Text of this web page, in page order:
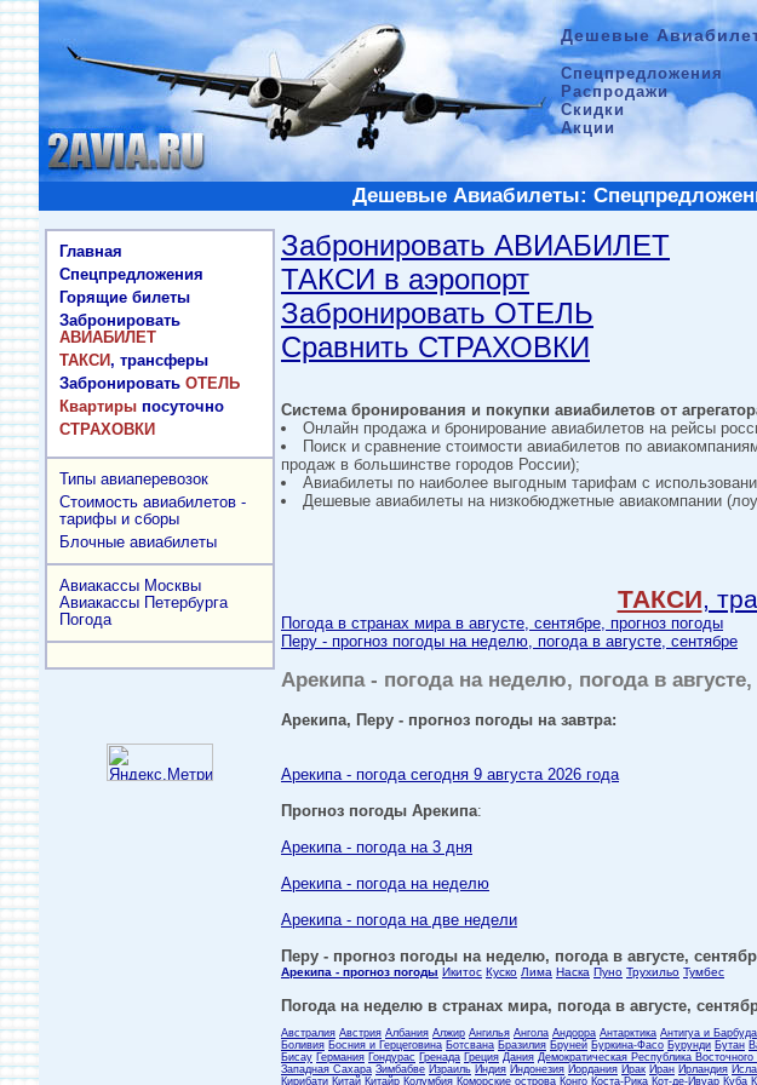
Дешевые
Спецпредложения
Распродажи
Скидки
Акции
Дешевые Авиабилеты:
Главная
Спецпредложения
Горящие билеты
Забронировать
АВИАБИЛЕТ
ТАКСИ, трансферы
Забронировать ОТЕЛЬ
Квартиры посуточно
СТРАХОВКИ
Типы авиаперевозок
Стоимость авиабилетов -
тарифы и сборы
Блочные авиабилеты
Авиакассы Москвы
Авиакассы Петербурга
Погода
Забронировать АВИАБИЛЕТ
ТАКСИ в аэропорт
Забронировать ОТЕЛЬ
Сравнить СТРАХОВКИ
Система бронирования и покупки авиабилетов от
Онлайн продажа и бронирование авиабилетов на рейсы
Поиск и сравнение стоимости авиабилетов по
продаж в большинстве городов России);
Авиабилеты по наиболее выгодным тарифам с
Дешевые авиабилеты на низкобюджетные авиакомпании
ТАКСИ,
Погода в странах мира в августе, сентябре, прогноз погоды
Перу - прогноз погоды на неделю, погода в августе, сентябре
Арекипа - погода на неделю, погода в августе,
Арекипа, Перу - прогноз погоды на завтра:
Арекипа - погода сегодня 9 августа 2026 года
Прогноз погоды Арекипа:
Арекипа - погода на 3 дня
Арекипа - погода на неделю
Арекипа - погода на две недели
Перу - прогноз погоды на неделю, погода в августе,
Арекипа - прогноз погоды Икитос Куско Лима Наска Пуно Трухильо Тумбес
Погода на неделю в странах мира, погода в августе,
Австралия Австрия Албания Алжир Ангилья Ангола Андорра Антарктика Антигуа и Барбуда
Боливия Босния и Герцеговина Ботсвана Бразилия Бруней Буркина-Фасо Бурунди Бутан
Бисау Германия Гондурас Гренада Греция Дания Демократическая Республика
Западная Сахара Зимбабве Израиль Индия Индонезия Иордания Ирак Иран Ирландия
Кирибати Китай Китайр Колумбия Коморские острова Конго Коста-Рика Кот-де-Ивуар Куба